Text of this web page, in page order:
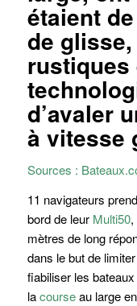
étaient
de
rustiques
d’avaler
à vitesse
Sources :
11 navigateurs
bord de leur Multi50,
mètres de long
dans le but de
fiabiliser les
lacourseau large